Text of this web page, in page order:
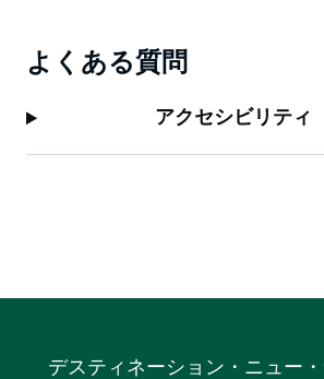
よくある質問
アクセシビリティ
デスティネーション・ニュー